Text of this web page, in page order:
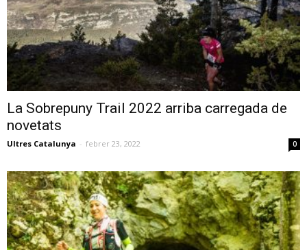
La Sobrepuny Trail 2022 arriba carregada de
novetats
Ultres Catalunya - febrer 23, 2022 0